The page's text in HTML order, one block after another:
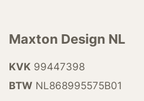
Maxton Design NL
KVK 99447398
BTW NL868995575B01